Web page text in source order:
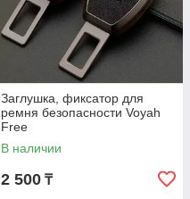
Заглушка, фиксатор для
ремня безопасности Voyah
Free
В наличии
2 500 ₸